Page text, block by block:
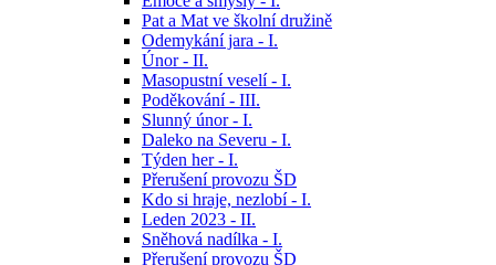
Pat a Mat ve školní družině
Odemykání jara - I.
Únor - II.
Masopustní veselí - I.
Poděkování - III.
Slunný únor - I.
Daleko na Severu - I.
Týden her - I.
Přerušení provozu ŠD
Kdo si hraje, nezlobí - I.
Leden 2023 - II.
Sněhová nadílka - I.
Přerušení provozu ŠD